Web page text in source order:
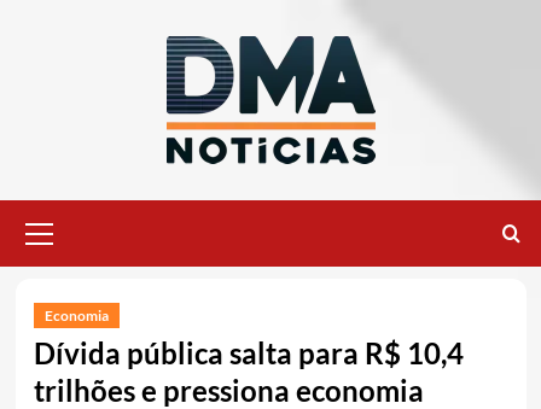
principal
Economia
Dívida pública salta para R$ 10,4
trilhões e pressiona economia